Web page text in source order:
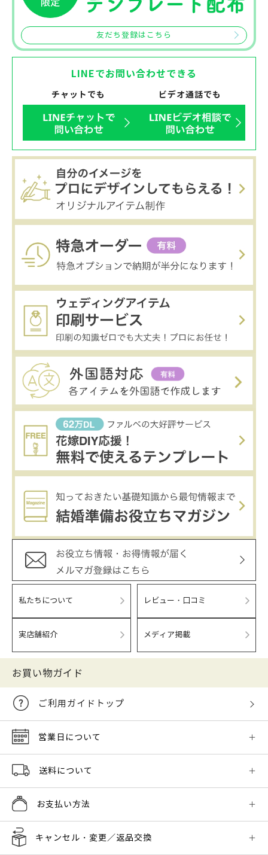
友だち登録はこちら
LINEでお問い合わせできる
チャットでも ビデオ通話でも
私たちについて レビュー・口コミ
実店舗紹介 メディア掲載
お買い物ガイド
ご利用ガイドトップ
営業日について
送料について
お支払い方法
キャンセル・変更／返品交換